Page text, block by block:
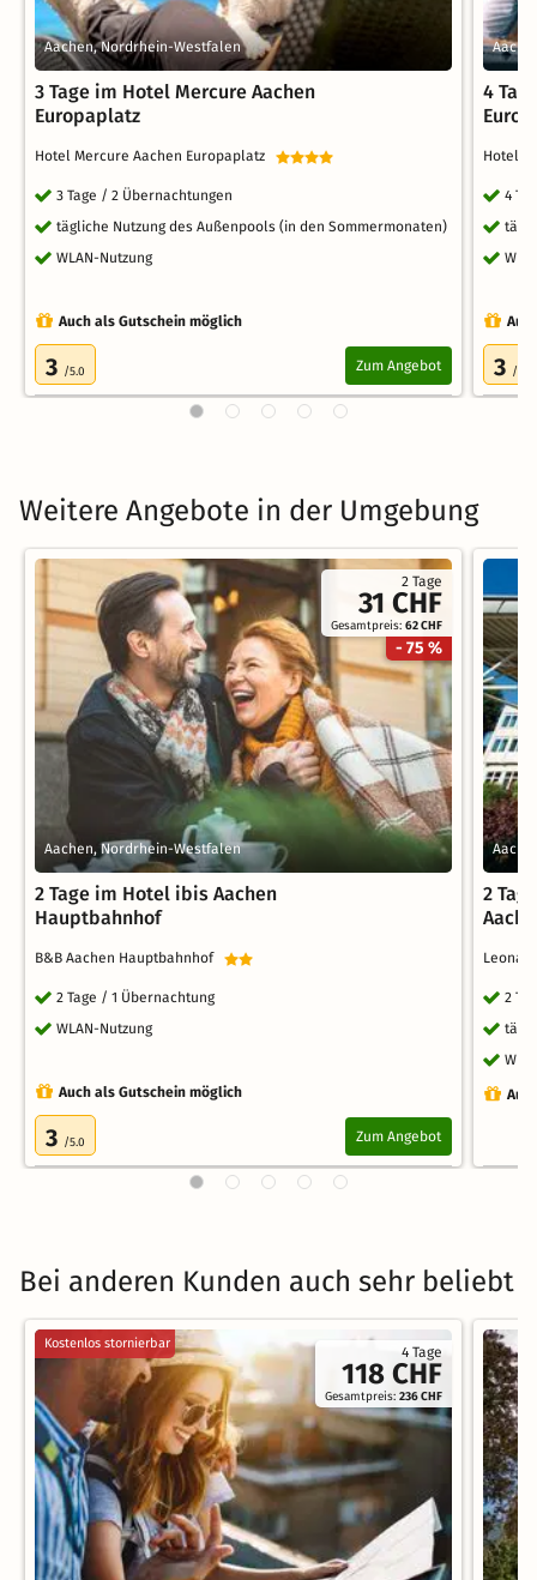
Aachen, Nordrhein-Westfalen
3 Tage im Hotel Mercure Aachen
Europaplatz
Hotel Mercure Aachen Europaplatz
3 Tage / 2 Übernachtungen
tägliche Nutzung des Außenpools (in den Sommermonaten)
WLAN-Nutzung
Auch als Gutschein möglich
3 /5.0 Zum Angebot
4
Hotel
4
3 /5.0
Weitere Angebote in der Umgebung
2 Tage
31 CHF
Gesamtpreis:62 CHF
- 75 %
Aachen, Nordrhein-Westfalen
2 Tage im Hotel ibis Aachen
Hauptbahnhof
B&B Aachen Hauptbahnhof
2 Tage / 1 Übernachtung
WLAN-Nutzung
Auch als Gutschein möglich
3 /5.0 Zum Angebot
2
2
Bei anderen Kunden auch sehr beliebt
4 Tage
118 CHF
Gesamtpreis:236 CHF
Kostenlos stornierbar